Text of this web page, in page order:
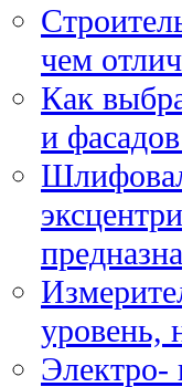
чем
Как
и
уровень,
Электро-